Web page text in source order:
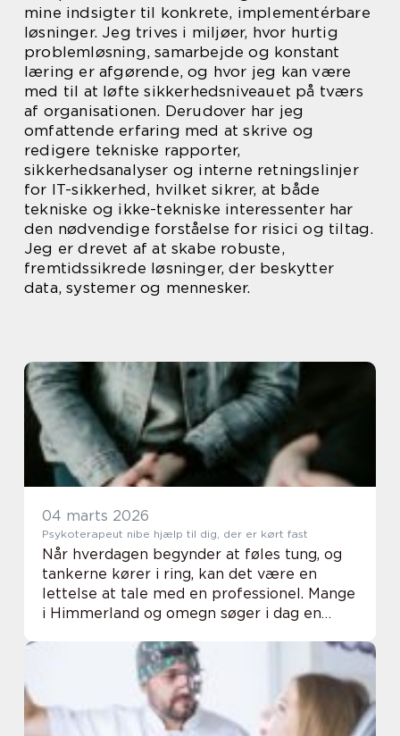
mine indsigter til konkrete, implementérbare
løsninger. Jeg trives i miljøer, hvor hurtig
problemløsning, samarbejde og konstant
læring er afgørende, og hvor jeg kan være
med til at løfte sikkerhedsniveauet på tværs
af organisationen. Derudover har jeg
omfattende erfaring med at skrive og
redigere tekniske rapporter,
sikkerhedsanalyser og interne retningslinjer
for IT-sikkerhed, hvilket sikrer, at både
tekniske og ikke-tekniske interessenter har
den nødvendige forståelse for risici og tiltag.
Jeg er drevet af at skabe robuste,
fremtidssikrede løsninger, der beskytter
data, systemer og mennesker.
04 marts 2026
Psykoterapeut nibe hjælp til dig, der er kørt fast
Når hverdagen begynder at føles tung, og
tankerne kører i ring, kan det være en
lettelse at tale med en professionel. Mange
i Himmerland og omegn søger i dag en
selvværd eller gamle oplevelser fylder for